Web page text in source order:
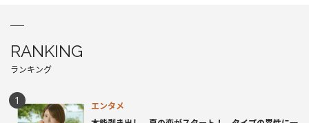
RANKING
ランキング
エンタメ